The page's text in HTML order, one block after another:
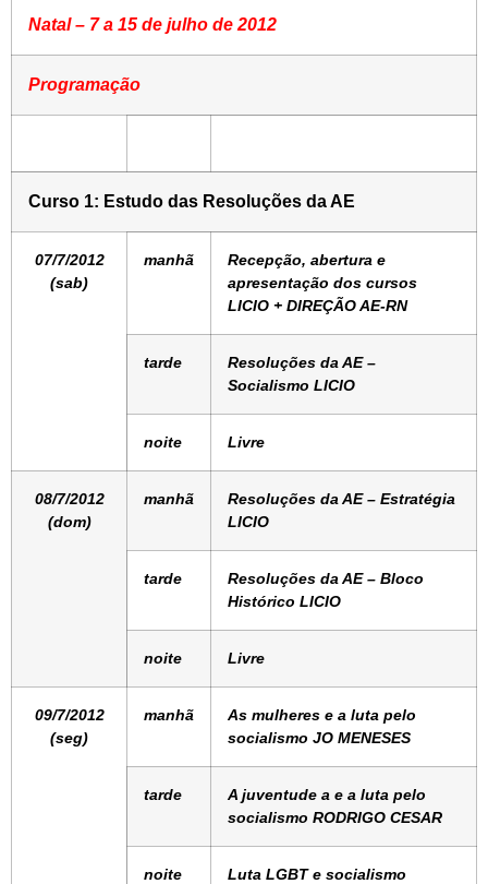
Natal – 7 a 15 de julho de 2012
Programação
Curso 1: Estudo das Resoluções da AE
07/7/2012
(sab)
manhã
Recepção, abertura e
apresentação dos cursos
LICIO + DIREÇÃO AE-RN
tarde
Resoluções da AE –
Socialismo LICIO
noite Livre
08/7/2012
(dom)
manhã
Resoluções da AE – Estratégia
LICIO
tarde
Resoluções da AE – Bloco
Histórico LICIO
noite Livre
09/7/2012
(seg)
manhã
As mulheres e a luta pelo
socialismo JO MENESES
tarde
A juventude a e a luta pelo
socialismo RODRIGO CESAR
noite
Luta LGBT e socialismo